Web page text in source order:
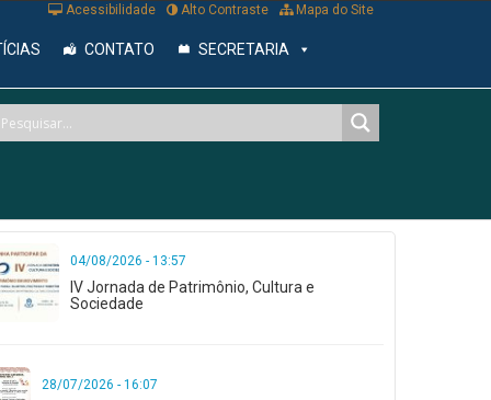
Mapa do Site
Alto Contraste
Acessibilidade
CONTATO SECRETARIA
04/08/2026 - 13:57
IV Jornada de Patrimônio, Cultura e
Sociedade
28/07/2026 - 16:07